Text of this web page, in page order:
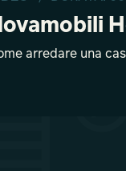
arredare una